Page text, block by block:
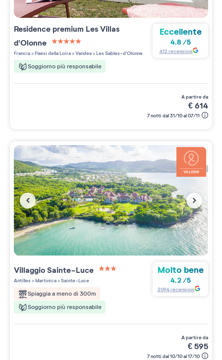
Residence premium Les Villas
d'Olonne
5 étoiles sur 5
Francia>Paesi della Loira>Vandea>Les Sables-d'Olonne
Soggiorno più responsabile
Eccellente
4.8 /5
412 recensioni
a partire da
€614
7 notti dal 31/10 al 07/11
VillaggioSainte-Luce
Antilles>Martinica>Sainte-Luce
Spiaggia a meno di 300m
Soggiorno più responsabile
Molto bene
4.2/5
2094recensioni
a partire da
€595
7 notti dal 10/10 al 17/10